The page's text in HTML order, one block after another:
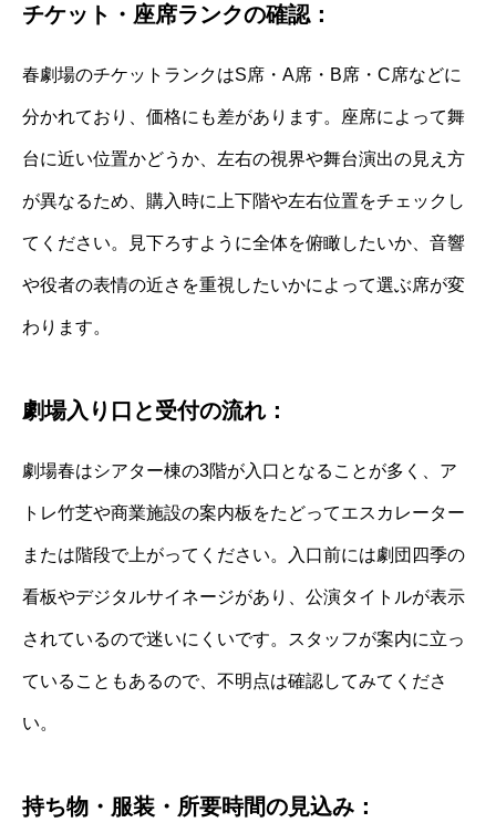
チケット・座席ランクの確認：
春劇場のチケットランクはS席・A席・B席・C席などに
分かれており、価格にも差があります。座席によって舞
台に近い位置かどうか、左右の視界や舞台演出の見え方
が異なるため、購入時に上下階や左右位置をチェックし
てください。見下ろすように全体を俯瞰したいか、音響
や役者の表情の近さを重視したいかによって選ぶ席が変
わります。
劇場入り口と受付の流れ：
劇場春はシアター棟の3階が入口となることが多く、ア
トレ竹芝や商業施設の案内板をたどってエスカレーター
または階段で上がってください。入口前には劇団四季の
看板やデジタルサイネージがあり、公演タイトルが表示
されているので迷いにくいです。スタッフが案内に立っ
ていることもあるので、不明点は確認してみてくださ
い。
持ち物・服装・所要時間の見込み：